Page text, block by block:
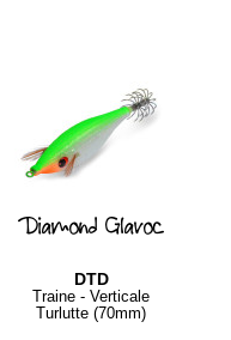
Diamond Glavoc
DTD
Traine - Verticale
Turlutte (70mm)